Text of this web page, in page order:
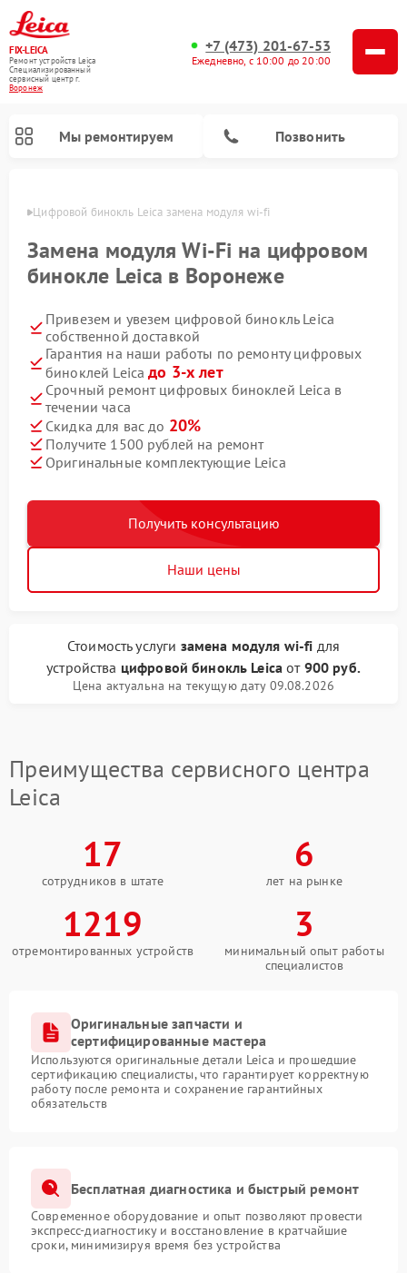
FIX-LEICA
Ремонт устройств Leica
Специализированный
cервисный центр г.
Воронеж
+7 (473) 201-67-53
Ежедневно, с 10:00 до 20:00
Мы ремонтируем Позвонить
Цифровой бинокль Leica замена модуля wi-fi
Замена модуля Wi-Fi на цифровом
бинокле Leica в Воронеже
Привезем и увезем цифровой бинокль Leica
собственной доставкой
Гарантия на наши работы по ремонту цифровых
биноклей Leicaдо 3-х лет
Срочный ремонт цифровых биноклей Leica в
течении часа
Скидка для вас до 20%
Получите 1500 рублей на ремонт
Оригинальные комплектующие Leica
Получить консультацию
Наши цены
Стоимость услуги замена модуля wi-fi для
устройства цифровой бинокль Leica от 900 руб.
Цена актуальна на текущую дату 09.08.2026
Преимущества сервисного центра
Leica
17
сотрудников в штате
6
лет на рынке
1219
отремонтированных устройств
3
минимальный опыт работы
специалистов
Оригинальные запчасти и
сертифицированные мастера
Используются оригинальные детали Leica и прошедшие
сертификацию специалисты, что гарантирует корректную
работу после ремонта и сохранение гарантийных
обязательств
Бесплатная диагностика и быстрый ремонт
Современное оборудование и опыт позволяют провести
экспресс-диагностику и восстановление в кратчайшие
сроки, минимизируя время без устройства